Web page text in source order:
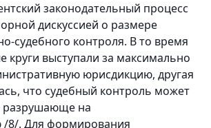
законодательный процесс
дискуссией о размере
судебного контроля. В то время
круги выступали за максимально
юрисдикцию, другая
что судебный контроль может
разрушающе на
8/. Для формирования